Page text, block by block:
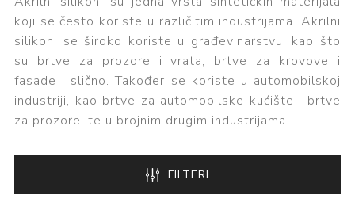
koji se često koriste u različitim industrijama. Akrilni
silikoni se široko koriste u građevinarstvu, kao što
su brtve za prozore i vrata, brtve za krovove i
fasade i slično. Također se koriste u automobilskoj
industriji, kao brtve za automobilske kućište i brtve
za prozore, te u brojnim drugim industrijama.
FILTERI